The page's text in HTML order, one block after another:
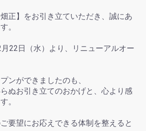
正】をお引き立ていただき、誠にあ
。
22日（水）より、リニューアルオー
ンができましたのも、
ぬお引き立てのおかげと、心より感
。
要望にお応えできる体制を整えると